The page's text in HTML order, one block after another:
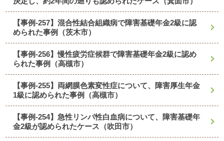
【事例-257】混合性結合組織病で障害基礎年金2級に認
められた事例（茨木市）
【事例-256】慢性疲労症候群で障害基礎年金2級に認め
られた事例（高槻市）
【事例-255】両網膜色素変性症について、障害厚生年金
1級に認められた事例（高槻市）
【事例-254】急性リンパ性白血病について、障害基礎年
金2級が認められたケース（吹田市）